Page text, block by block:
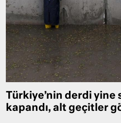
Türkiye’nin derdi yine
kapandı, alt geçitler